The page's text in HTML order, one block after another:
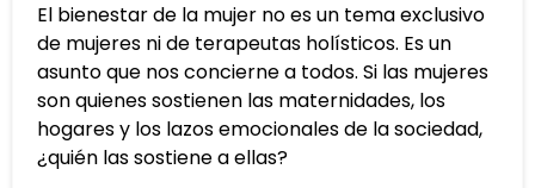
El bienestar de la mujer no es un tema exclusivo
de mujeres ni de terapeutas holísticos. Es un
asunto que nos concierne a todos. Si las mujeres
son quienes sostienen las maternidades, los
hogares y los lazos emocionales de la sociedad,
¿quién las sostiene a ellas?